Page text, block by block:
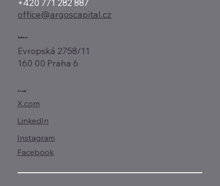
Adresa
Evropská 2758/11
160 00 Praha 6
+420 771 282 887
office@argoscapital.cz
Social
X.com
LinkedIn
Instagram
Facebook